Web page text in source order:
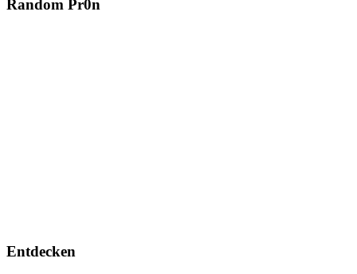
Random Pr0n
Entdecken